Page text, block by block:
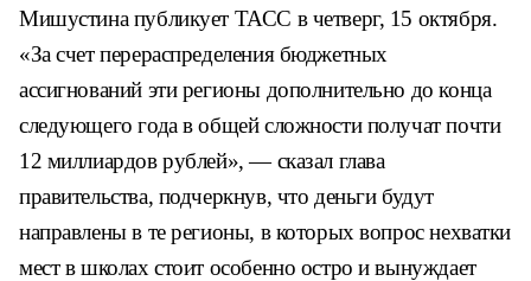
Мишустина публикует ТАСС в четверг, 15 октября.
«За счет перераспределения бюджетных
ассигнований эти регионы дополнительно до конца
следующего года в общей сложности получат почти
12 миллиардов рублей», — сказал глава
правительства, подчеркнув, что деньги будут
направлены в те регионы, в которых вопрос нехватки
мест в школах стоит особенно остро и вынуждает